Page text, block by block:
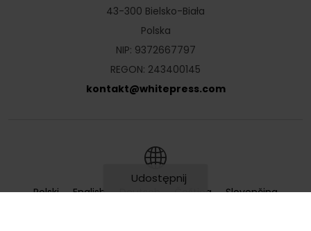
Udostępnij
43-300 Bielsko-Biała
Polska
NIP: 9372667797
REGON: 243400145
kontakt@whitepress.com
Polski English Deutsch Čeština
Slovenčina